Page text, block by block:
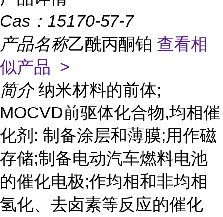
Cas： 15170-57-7
产品名称乙酰丙酮铂 查看相
似产品 >
简介 纳米材料的前体;
MOCVD前驱体化合物,均相催
化剂: 制备涂层和薄膜;用作磁
存储;制备电动汽车燃料电池
的催化电极;作均相和非均相
氢化、去卤素等反应的催化